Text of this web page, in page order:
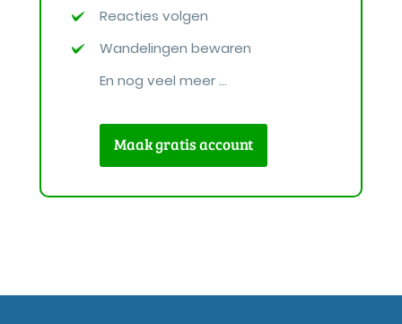
Reacties volgen
Wandelingen bewaren
En nog veel meer ...
Maak gratis account